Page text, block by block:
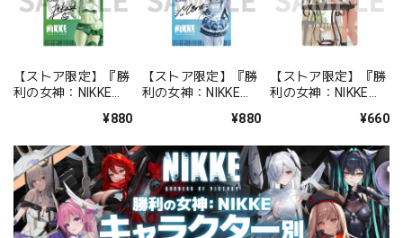
【ストア限定】『勝
利の女神：NIKKE』
風ステッカーセット
¥880
【ストア限定】『勝
利の女神：NIKKE』
風ステッカーセット
¥880
【ストア限定】『勝
利の女神：NIKKE』
ステッカー ミルク¥660